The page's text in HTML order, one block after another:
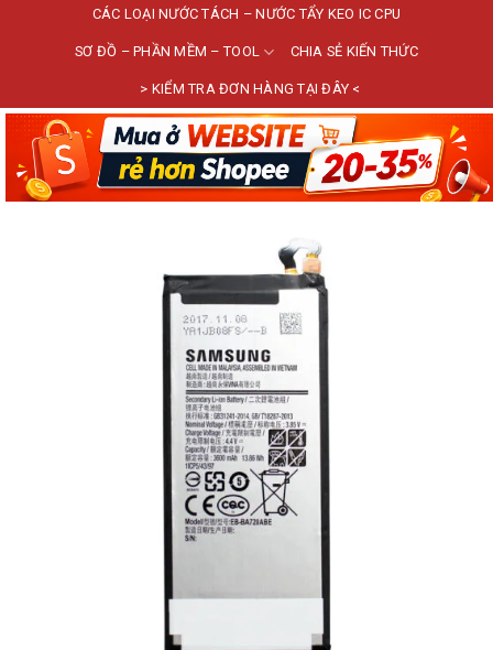
CÁC LOẠI NƯỚC TÁCH – NƯỚC TẨY KEO IC CPU
SƠ ĐỒ – PHẦN MỀM – TOOL CHIA SẺ KIẾN THỨC
> KIỂM TRA ĐƠN HÀNG TẠI ĐÂY <